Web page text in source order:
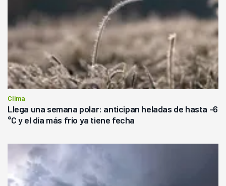
Clima
Llega una semana polar: anticipan heladas de hasta -6
°C y el día más frío ya tiene fecha